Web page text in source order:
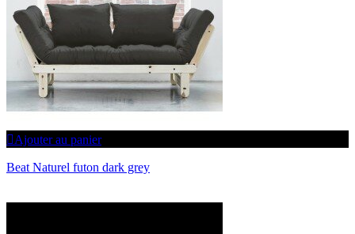
Ajouter au panier
Beat Naturel futon dark grey